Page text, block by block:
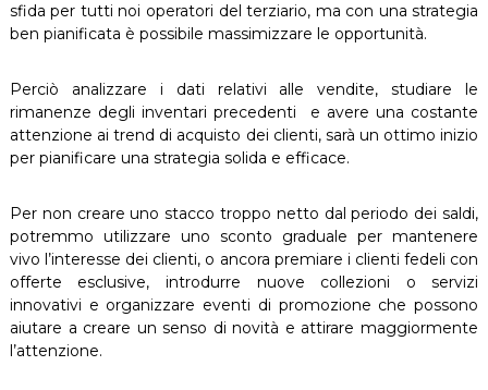
sfida per tutti noi operatori del terziario, ma con una strategia
ben pianificata è possibile massimizzare le opportunità.
Perciò analizzare i dati relativi alle vendite, studiare le
rimanenze degli inventari precedenti e avere una costante
attenzione ai trend di acquisto dei clienti, sarà un ottimo inizio
per pianificare una strategia solida e efficace.
Per non creare uno stacco troppo netto dal periodo dei saldi,
potremmo utilizzare uno sconto graduale per mantenere
vivo l’interesse dei clienti, o ancora premiare i clienti fedeli con
offerte esclusive, introdurre nuove collezioni o servizi
innovativi e organizzare eventi di promozione che possono
aiutare a creare un senso di novità e attirare maggiormente
l’attenzione.